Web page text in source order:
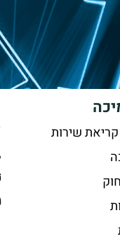
שירות